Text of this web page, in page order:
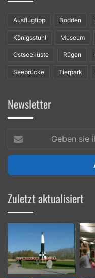
Ausflugtipp Bodden
Königsstuhl Museum
Ostseeküste Rügen
Seebrücke Tierpark
Newsletter
sie
ihre
Mailadresse
Zuletzt aktualisiert